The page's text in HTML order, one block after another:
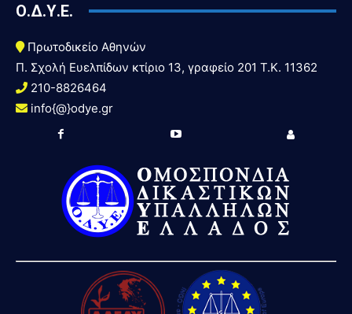
Ο.Δ.Υ.Ε.
Πρωτοδικείο Αθηνών
Π. Σχολή Ευελπίδων κτίριο 13, γραφείο 201 T.K. 11362
210-8826464
info{@}odye.gr